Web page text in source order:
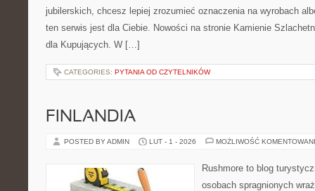
jubilerskich, chcesz lepiej zrozumieć oznaczenia na wyrobach
ten serwis jest dla Ciebie. Nowości na stronie Kamienie
dla Kupujących. W […]
CATEGORIES: PYTANIA OD CZYTELNIKÓW
FINLANDIA
POSTED BY ADMIN LUT - 1 - 2026 MOŻLIWOŚĆ
Rushmore to blog
osobach spragnionych